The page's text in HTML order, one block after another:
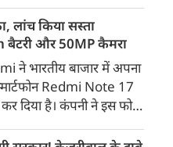
में जान चली गई है।
है। Trion की शुरुआती
रखी गई है। फिलहाल इसकी
बेंगलुरु के ग्राहकों के लिए
की आधिकारिक वेबसाइट के
शुरू की गई है। आने वाले समय
शहरों में भी उपलब्ध
लांच किया सस्ता
बैटरी और 50MP कैमरा
ने भारतीय बाजार में अपना
Redmi Note 17
दिया है। कंपनी ने इस फोन
8,000mAh की बड़ी बैटरी